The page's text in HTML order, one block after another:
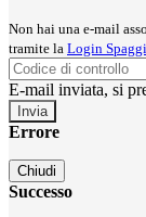
Non hai una e-mail
tramite la Login
E-mail inviata, si
Errore
Chiudi
Successo